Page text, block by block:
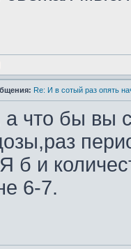
Re: И в сотый раз опять
а что бы вы
б и
6-7.